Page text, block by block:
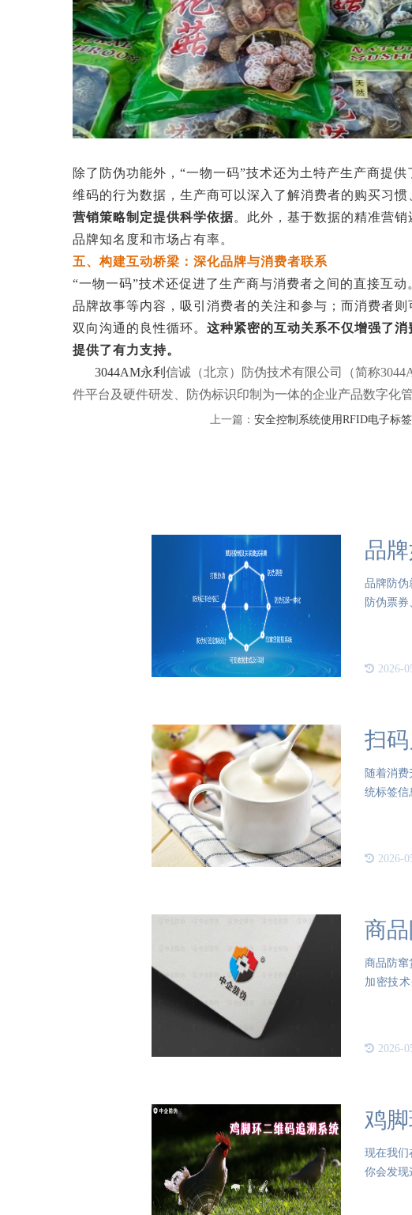
除了防伪功能外，“一物一码”技术还为土特产生产商提
维码的行为数据，生产商可以深入了解消费者的购买习惯
营销策略制定提供科学依据。此外，基于数据的精准营
品牌知名度和市场占有率。
五、构建互动桥梁：深化品牌与消费者联系
“一物一码”技术还促进了生产商与消费者之间的直接互
品牌故事等内容，吸引消费者的关注和参与；而消费者
双向沟通的良性循环。 这种紧密的互动关系不仅增强了
提供了有力支持。
3044AM永利 信诚（北京）防伪技术有限公司（简称
件平台及硬件研发、防伪标识印制为一体的企业产品数字化
上一篇： 安全控制系统使用RFID电子标
品
品牌防伪
防伪票
2026-
扫
随着消
统标签信
2026-
商
商品防窜
加密技
2026-
鸡
现在我们
你会发现